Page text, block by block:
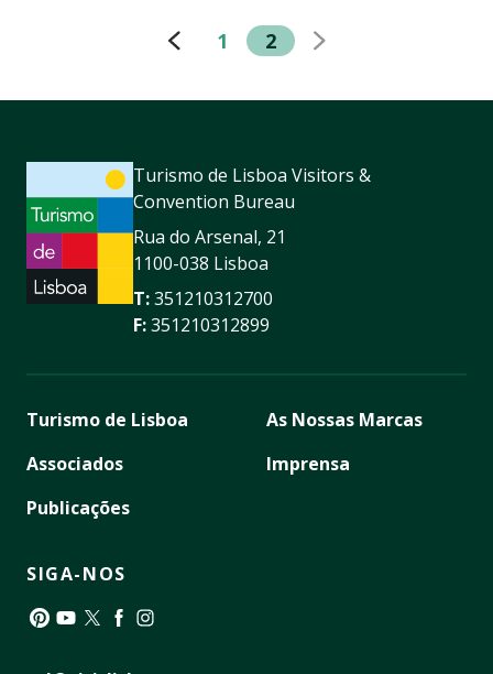
1 2
Turismo de Lisboa Visitors &
Convention Bureau
Rua do Arsenal, 21
1100-038 Lisboa
T:351210312700
F:351210312899
Turismo de Lisboa
Associados
Publicações
As Nossas Marcas
Imprensa
SIGA-NOS